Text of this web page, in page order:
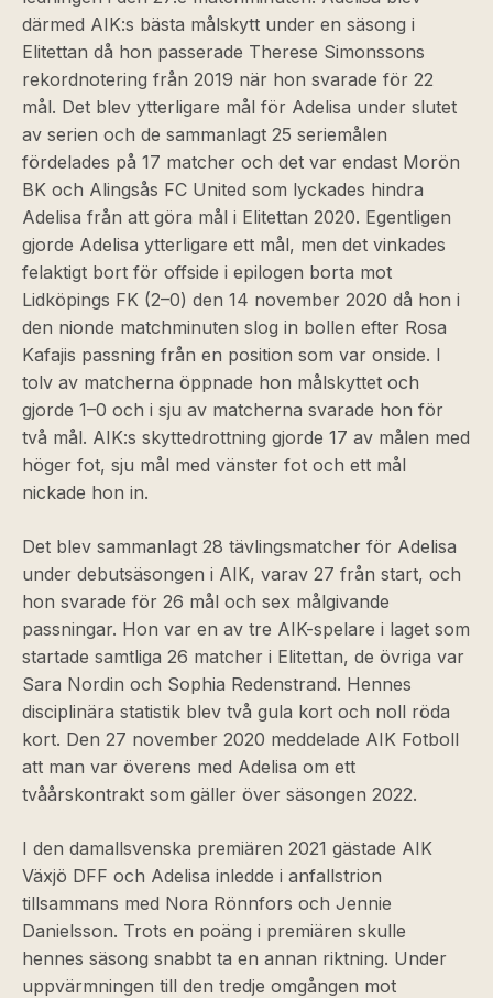
därmed AIK:s bästa målskytt under en säsong i
Elitettan då hon passerade Therese Simonssons
rekordnotering från 2019 när hon svarade för 22
mål. Det blev ytterligare mål för Adelisa under slutet
av serien och de sammanlagt 25 seriemålen
fördelades på 17 matcher och det var endast Morön
BK och Alingsås FC United som lyckades hindra
Adelisa från att göra mål i Elitettan 2020. Egentligen
gjorde Adelisa ytterligare ett mål, men det vinkades
felaktigt bort för offside i epilogen borta mot
Lidköpings FK (2–0) den 14 november 2020 då hon i
den nionde matchminuten slog in bollen efter Rosa
Kafajis passning från en position som var onside. I
tolv av matcherna öppnade hon målskyttet och
gjorde 1–0 och i sju av matcherna svarade hon för
två mål. AIK:s skyttedrottning gjorde 17 av målen med
höger fot, sju mål med vänster fot och ett mål
nickade hon in.
Det blev sammanlagt 28 tävlingsmatcher för Adelisa
under debutsäsongen i AIK, varav 27 från start, och
hon svarade för 26 mål och sex målgivande
passningar. Hon var en av tre AIK-spelare i laget som
startade samtliga 26 matcher i Elitettan, de övriga var
Sara Nordin och Sophia Redenstrand. Hennes
disciplinära statistik blev två gula kort och noll röda
kort. Den 27 november 2020 meddelade AIK Fotboll
att man var överens med Adelisa om ett
tvåårskontrakt som gäller över säsongen 2022.
I den damallsvenska premiären 2021 gästade AIK
Växjö DFF och Adelisa inledde i anfallstrion
tillsammans med Nora Rönnfors och Jennie
Danielsson. Trots en poäng i premiären skulle
hennes säsong snabbt ta en annan riktning. Under
uppvärmningen till den tredje omgången mot